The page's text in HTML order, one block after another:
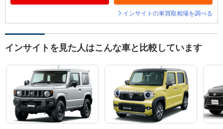
インサイトの車買取相場を調べる
インサイトを見た人はこんな車と比較しています